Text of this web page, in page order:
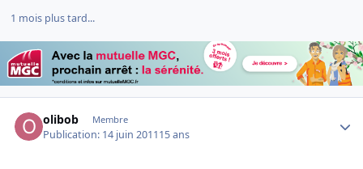
1 mois plus tard...
olibob Membre
Publication: 14 juin 201115 ans